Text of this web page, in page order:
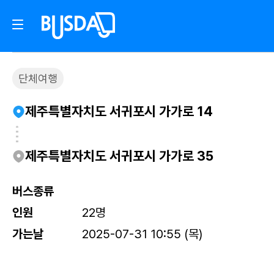
단체여행
제주특별자치도 서귀포시 가가로 14
제주특별자치도 서귀포시 가가로 35
버스종류
인원
22명
가는날
2025-07-31 10:55 (목)